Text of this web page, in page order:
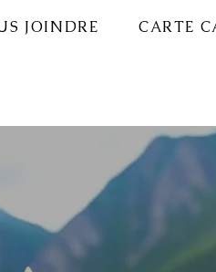
JOINDRE CARTE